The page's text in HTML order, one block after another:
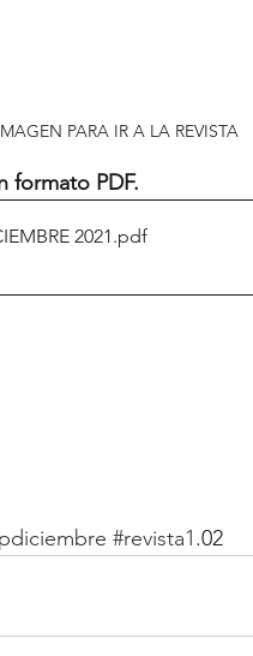
PARA IR A LA REVISTA
formato PDF.
2021.pdf
#revista1.02